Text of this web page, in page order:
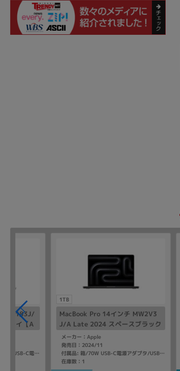
FK183J/
レイ【A
付属品: 箱(整備済み品用)/140W USB-C電源アダプタ/USB-C - MagSafe3充電ケーブル/マニュアル/インターネットリカバリ
1TB
MacBook Pro 14インチ MW2V3
J/A Late 2024 スペースブラック
【Apple M4(10コア)/16GB/1T
B/10コアGPU】
メーカー：Apple
発売日：2024/11
付属品: 箱/70W USB-C電源アダプタ/USB-C - MagSafe3ケーブル(2m)/マニュアル
在庫数：1